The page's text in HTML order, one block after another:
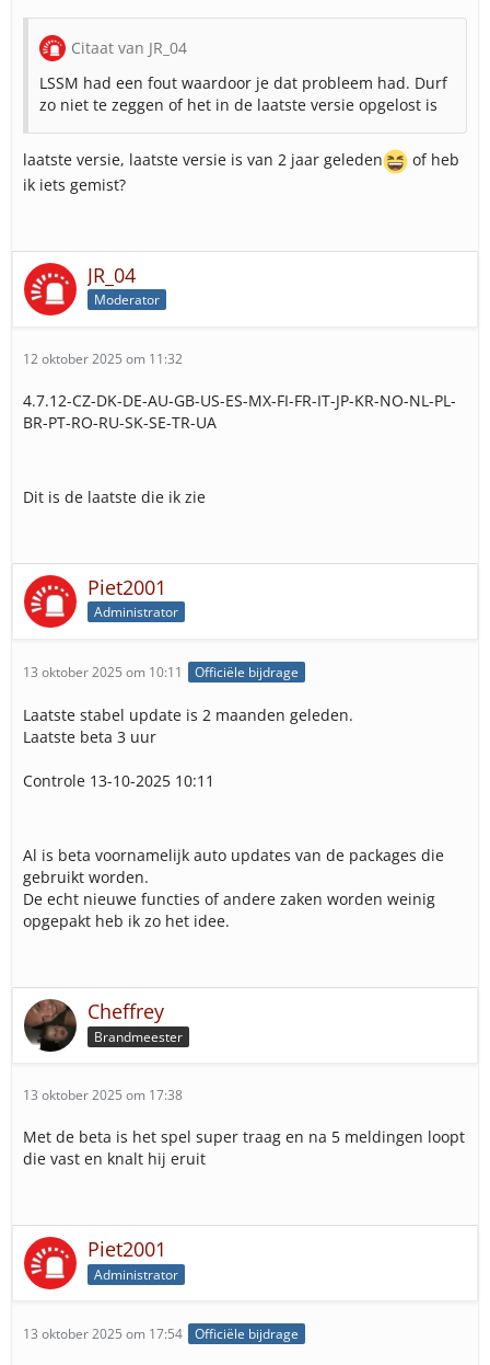
Citaat van JR_04
LSSM had een fout waardoor je dat probleem had. Durf
zo niet te zeggen of het in de laatste versie opgelost is
laatste versie, laatste versie is van 2 jaar geleden
of heb
ik iets gemist?
JR_04
Moderator
12 oktober 2025 om 11:32
4.7.12-CZ-DK-DE-AU-GB-US-ES-MX-FI-FR-IT-JP-KR-NO-NL-PL-
BR-PT-RO-RU-SK-SE-TR-UA
Dit is de laatste die ik zie
Piet2001
Administrator
13 oktober 2025 om 10:11 Officiële bijdrage
Laatste stabel update is 2 maanden geleden.
Laatste beta 3 uur
Controle 13-10-2025 10:11
Al is beta voornamelijk auto updates van de packages die
gebruikt worden.
De echt nieuwe functies of andere zaken worden weinig
opgepakt heb ik zo het idee.
Cheffrey
Brandmeester
13 oktober 2025 om 17:38
Met de beta is het spel super traag en na 5 meldingen loopt
die vast en knalt hij eruit
Piet2001
Administrator
13 oktober 2025 om 17:54 Officiële bijdrage